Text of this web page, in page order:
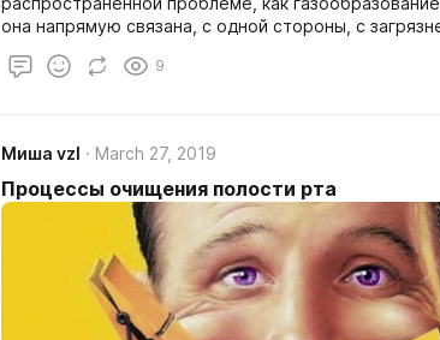
она напрямую связана, с одной стороны, с
с процессом его очищения.
9
Миша vzl March 27, 2019
Процессы очищения полости рта